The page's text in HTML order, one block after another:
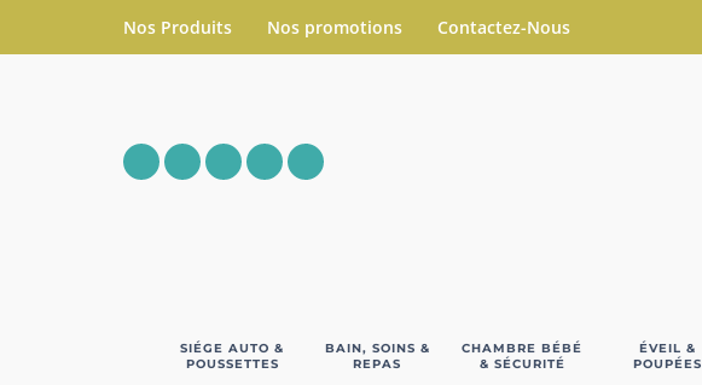
Nos Produits Nos promotions Contactez-Nous
SIÉGE AUTO &
POUSSETTES
BAIN, SOINS &
REPAS
CHAMBRE BÉBÉ
& SÉCURITÉ
ÉVEIL &
POUPÉES